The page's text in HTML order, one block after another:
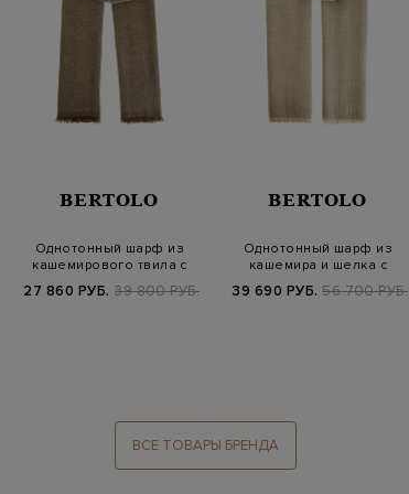
BERTOLO
Однотонный шарф из
кашемирового твила с
27 860 РУБ. 39 800 РУБ.
BERTOLO
Однотонный шарф из
кашемира и шелка с
39 690 РУБ. 56 700 РУБ.
ВСЕ ТОВАРЫ БРЕНДА